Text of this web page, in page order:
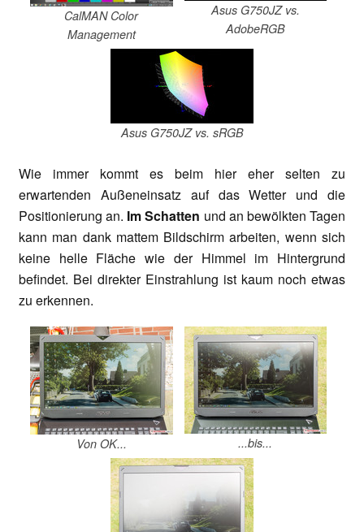
CalMAN Color
Management
Asus G750JZ vs.
AdobeRGB
Asus G750JZ vs. sRGB
Wie immer kommt es beim hier eher selten zu
erwartenden Außeneinsatz auf das Wetter und die
Positionierung an. Im Schatten und an bewölkten Tagen
kann man dank mattem Bildschirm arbeiten, wenn sich
keine helle Fläche wie der Himmel im Hintergrund
befindet. Bei direkter Einstrahlung ist kaum noch etwas
zu erkennen.
Von OK... ...bis...